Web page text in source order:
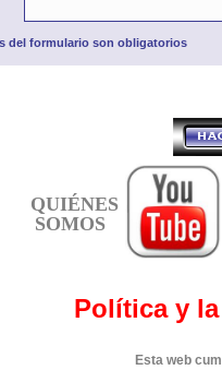
del formulario son obligatorios
QUIÉNES
SOMOS
Política y
Esta web